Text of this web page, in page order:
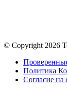
© Copyright 2026
Политика
Согласие на